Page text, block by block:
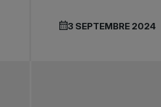
3 SEPTEMBRE 2024